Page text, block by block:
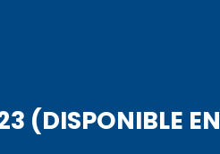
(DISPONIBLE EN